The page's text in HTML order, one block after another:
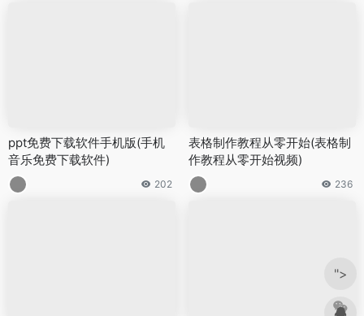
ppt免费下载软件手机版(手机
音乐免费下载软件)
202
表格制作教程从零开始(表格制
作教程从零开始视频)
236
">